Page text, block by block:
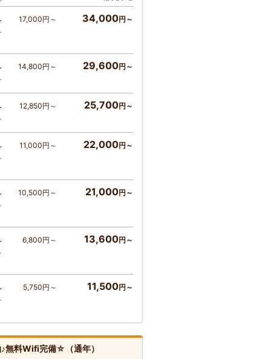
17,000円～ 34,000円～
14,800円～ 29,600円～
12,850円～ 25,700円～
11,000円～ 22,000円～
10,500円～ 21,000円～
6,800円～ 13,600円～
5,750円～ 11,500円～
無料Wifi完備☆（通年）